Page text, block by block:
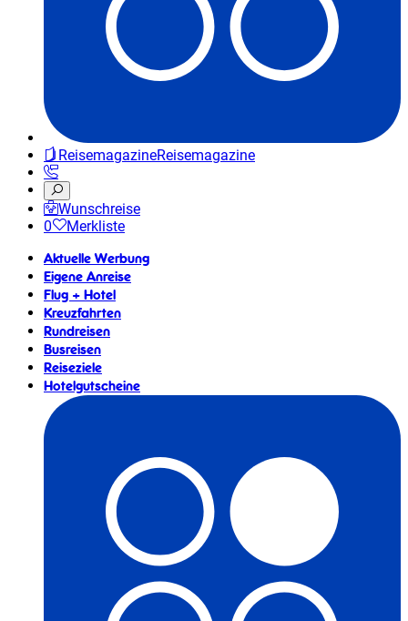
ReisemagazineReisemagazine
Wunschreise
0
Merkliste
Aktuelle Werbung
Eigene Anreise
Flug + Hotel
Kreuzfahrten
Rundreisen
Busreisen
Reiseziele
Hotelgutscheine